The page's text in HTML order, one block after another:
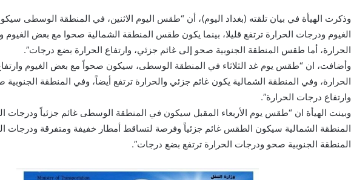
وذكرت الهيأة في بيان تلقته (بغداد اليوم)، أن “طقس اليوم الاثنين، في المنطقة الوسطى
الغيوم ودرجات الحرارة ترتفع قليلا، بينما يكون طقس المنطقة الشمالية صحوا مع بعض الغيوم
الحرارة، أما طقس المنطقة الجنوبية صحو إلى غائم جزئي، وارتفاع الحرارة بضع درجات”.
وأضافت، ان “طقس يوم غد الثلاثاء في المنطقة الوسطى، سيكون صحواً مع بعض الغيوم
الحرارة، وفي المنطقة الشمالية يكون غائم جزئي والحرارة ترتفع أيضاً، وفي المنطقة
وارتفاع درجات الحرارة”.
وبينت الهيأة ان “طقس يوم الأربعاء المقبل سيكون في المنطقة الوسطى غائم جزئياً ودرجات
المنطقة الشمالية سيكون الطقس غائم جزئياً وفرصة لتساقط أمطار خفيفة ومتفرقة ودرجات
المنطقة الجنوبية صحو ودرجات الحرارة ترتفع بضع درجات”.